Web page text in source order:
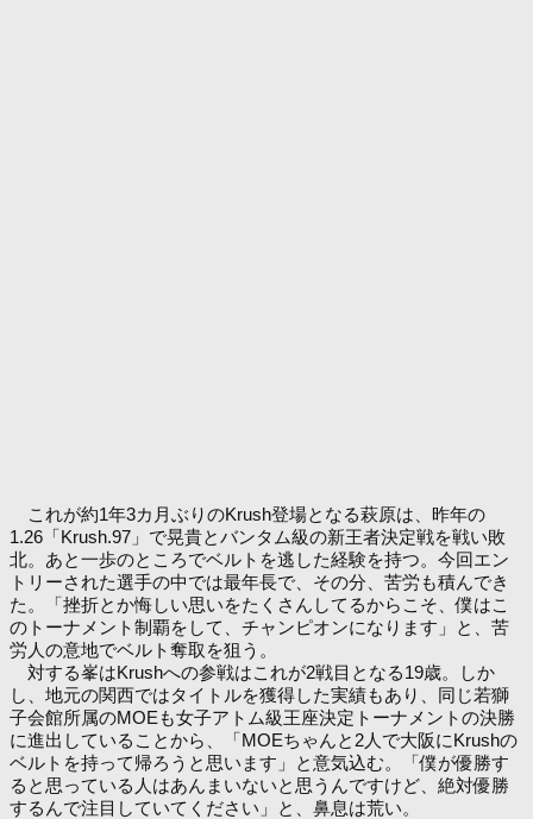
これが約1年3カ月ぶりのKrush登場となる萩原は、昨年の
1.26「Krush.97」で晃貴とバンタム級の新王者決定戦を戦い敗
北。あと一歩のところでベルトを逃した経験を持つ。今回エン
トリーされた選手の中では最年長で、その分、苦労も積んでき
た。「挫折とか悔しい思いをたくさんしてるからこそ、僕はこ
のトーナメント制覇をして、チャンピオンになります」と、苦
労人の意地でベルト奪取を狙う。
対する峯はKrushへの参戦はこれが2戦目となる19歳。しか
し、地元の関西ではタイトルを獲得した実績もあり、同じ若獅
子会館所属のMOEも女子アトム級王座決定トーナメントの決勝
に進出していることから、「MOEちゃんと2人で大阪にKrushの
ベルトを持って帰ろうと思います」と意気込む。「僕が優勝す
ると思っている人はあんまいないと思うんですけど、絶対優勝
するんで注目していてください」と、鼻息は荒い。